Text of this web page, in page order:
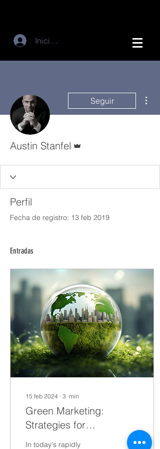
Iniciar sesión
Seguir
Austin Stanfel
Perfil
Fecha de registro: 13 feb 2019
Entradas
15 feb 2024 ∙ 3 min
Green Marketing:
Strategies for
Sustainable Success
In today's rapidly